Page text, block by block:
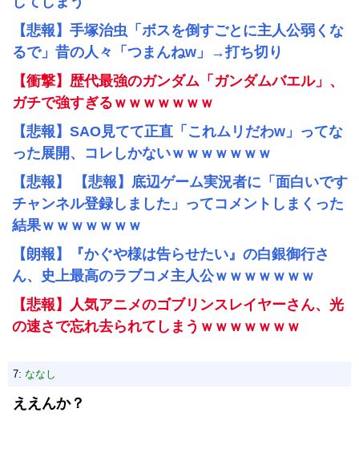
【悲報】手塚治虫「ボスを倒すごとに主人公弱くな
るで」昔の人々「つまんねw」→打ち切り
【衝撃】歴代最強のガンダム「ガンダムバエル」、
ガチで強すぎるｗｗｗｗｗｗｗ
【悲報】SAO見てて正直「これムリだわw」ってな
った展開、コレしかないｗｗｗｗｗｗｗ
【悲報】 【悲報】底辺ゲーム実況者に「面白いです
チャンネル登録しました」ってコメントしまくった
結果ｗｗｗｗｗｗｗ
【朗報】『かぐや様は告らせたい』の白銀御行さ
ん、史上最高のラブコメ主人公ｗｗｗｗｗｗｗ
【悲報】人気アニメのゴブリンスレイヤーさん、光
の速さで忘れ去られてしまうｗｗｗｗｗｗｗ
7: ななし
ええんか？